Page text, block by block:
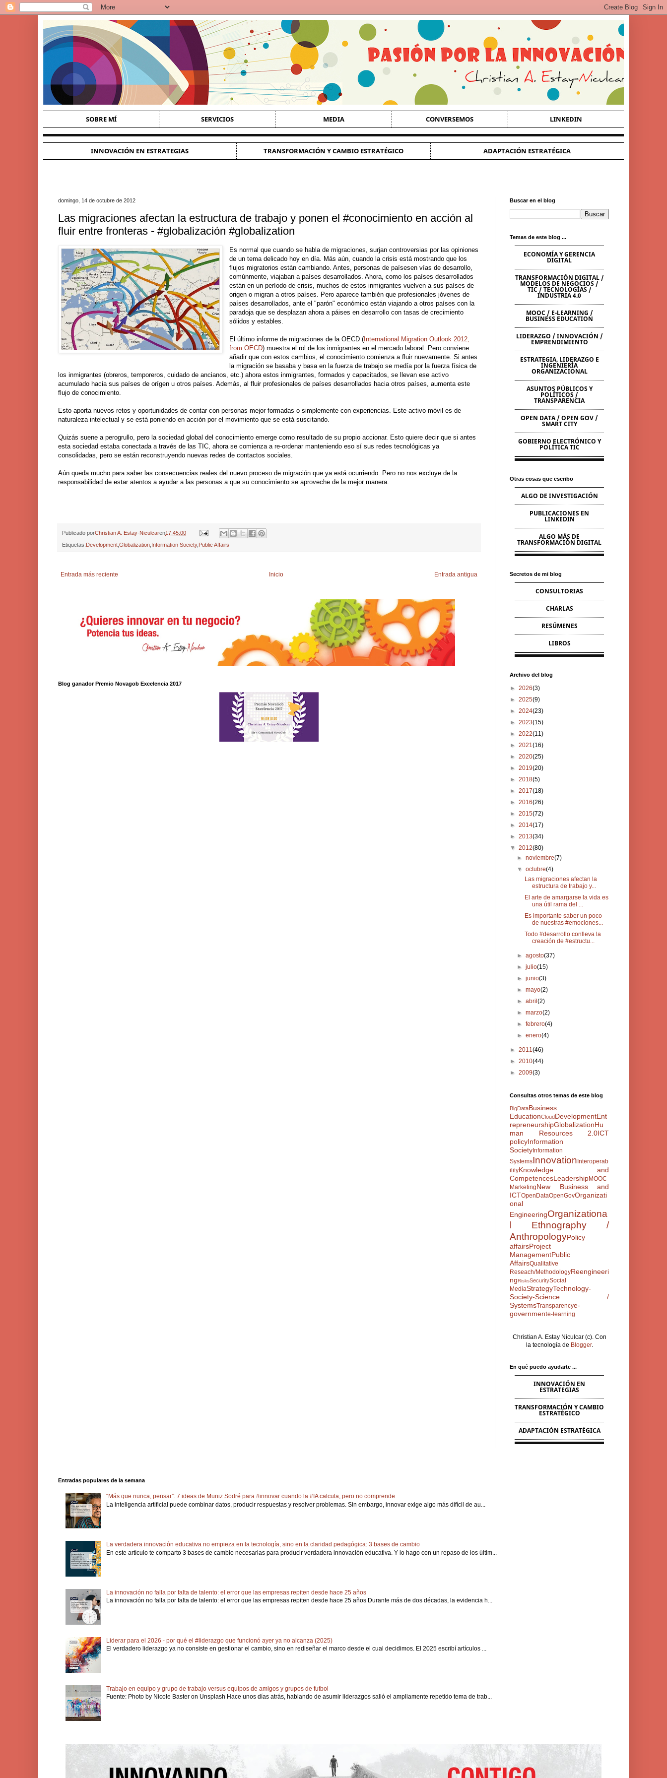
SOBRE MÍ SERVICIOS MEDIA CONVERSEMOS LINKEDIN
INNOVACIÓN EN ESTRATEGIAS TRANSFORMACIÓN Y CAMBIO ESTRATÉGICO ADAPTACIÓN ESTRATÉGICA
domingo, 14 de octubre de 2012
Las migraciones afectan la estructura de trabajo y ponen el #conocimiento en acción al
fluir entre fronteras - #globalización #globalization
Es normal que cuando se habla de migraciones, surjan controversias por las opiniones
de un tema delicado hoy en día. Más aún, cuando la crisis está mostrando que los
flujos migratorios están cambiando. Antes, personas de paísesen vías de desarrollo,
comúnmente, viajaban a países desarrollados. Ahora, como los países desarrollados
están en un período de crisis, muchos de estos inmigrantes vuelven a sus países de
origen o migran a otros países. Pero aparece también que profesionales jóvenes de
países desarrollados, ante el "parón" económico están viajando a otros países con la
paradoja que se desplazan ahora a páises en desarrollo con tasas de crecimiento
sólidos y estables.
El último informe de migraciones de la OECD (International Migration Outlook 2012,
from OECD) muestra el rol de los inmigrantes en el mercado laboral. Pero conviene
añadir que con estos cambios, el conocimiento comienza a fluir nuevamente. Si antes
la migración se basaba y basa en la fuerza de trabajo se medía por la fuerza física de
los inmigrantes (obreros, temporeros, cuidado de ancianos, etc.) ahora estos inmigrantes, formados y capacitados, se llevan ese activo
acumulado hacia sus países de orígen u otros países. Además, al fluir profesionales de países desarrollados hacia otros países, aumenta este
flujo de conocimiento.
Esto aporta nuevos retos y oportunidades de contar con personas mejor formadas o simplemente con experiencias. Este activo móvil es de
naturaleza intelectual y se está poniendo en acción por el movimiento que se está suscitando.
Quizás suene a perogrullo, pero la sociedad global del conocimiento emerge como resultado de su propio accionar. Esto quiere decir que si antes
esta sociedad estaba conectada a través de las TIC, ahora se comienza a re-ordenar manteniendo eso sí sus redes tecnológicas ya
consolidadas, pero se están reconstruyendo nuevas redes de contactos sociales.
Aún queda mucho para saber las consecuencias reales del nuevo proceso de migración que ya está ocurriendo. Pero no nos excluye de la
responsabilidad de estar atentos a ayudar a las personas a que su conocimiento se aproveche de la mejor manera.
Publicado porChristian A. Estay-Niculcaren17:45:00
Etiquetas:Development Globalization Information Society, Public Affairs
Entrada más reciente Entrada antigua
Inicio
Blog ganador Premio Novagob Excelencia 2017
Buscar en el blog
Temas de este blog ...
ECONOMÍA Y GERENCIA
DIGITAL
TRANSFORMACIÓN DIGITAL /
MODELOS DE NEGOCIOS /
TIC / TECNOLOGÍAS /
INDUSTRIA 4.0
MOOC / E-LEARNING /
BUSINESS EDUCATION
LIDERAZGO / INNOVACIÓN /
EMPRENDIMIENTO
ESTRATEGIA, LIDERAZGO E
INGENIERÍA
ORGANIZACIONAL
ASUNTOS PÚBLICOS Y
POLÍTICOS /
TRANSPARENCIA
OPEN DATA / OPEN GOV /
SMART CITY
GOBIERNO ELECTRÓNICO Y
POLÍTICA TIC
Otras cosas que escribo
ALGO DE INVESTIGACIÓN
PUBLICACIONES EN
LINKEDIN
ALGO MÁS DE
TRANSFORMACIÓN DIGITAL
Secretos de mi blog
CONSULTORIAS
CHARLAS
RESÚMENES
LIBROS
Archivo del blog
► 2026(3)
► 2025(9)
► 2024(23)
► 2023(15)
► 2022(11)
► 2021(16)
► 2020(25)
► 2019(20)
► 2018(5)
► 2017(18)
► 2016(26)
► 2015(72)
► 2014(17)
► 2013(34)
▼ 2012(80)
►noviembre(7)
▼octubre(4)
Las migraciones afectan la
estructura de trabajo y...
El arte de amargarse la vida es
una útil rama del ...
Es importante saber un poco
de nuestras #emociones...
Todo #desarrollo conlleva la
creación de #estructu...
►agosto(37)
►julio(15)
►junio(3)
►mayo(2)
►abril(2)
►marzo(2)
►febrero(4)
►enero(4)
► 2011(46)
► 2010(44)
► 2009(3)
Consultas otros temas de este blog
BigDataBusiness
EducationCloudDevelopmentEnt
repreneurshipGlobalizationHu
man Resources 2.0ICT
policyInformation
Society Information
SystemsInnovation Interoperab
ilityKnowledge and
CompetencesLeadershipMOOC
MarketingNew Business and
ICTOpenDataOpenGovOrganizati
onal
EngineeringOrganizationa
l Ethnography /
AnthropologyPolicy
affairsProject
ManagementPublic
AffairsQualitative
Reseach/MethodologyReengineeri
ngRisksSecuritySocial
MediaStrategyTechnology-
Society-Science /
SystemsTransparencye-
governmente-learning
Christian A. Estay Niculcar (c). Con
la tecnología de Blogger.
En qué puedo ayudarte ...
INNOVACIÓN EN
ESTRATEGIAS
TRANSFORMACIÓN Y CAMBIO
ESTRATÉGICO
ADAPTACIÓN ESTRATÉGICA
Entradas populares de la semana
“Más que nunca, pensar”: 7 ideas de Muniz Sodré para #innovar cuando la #IA calcula, pero no comprende
La inteligencia artificial puede combinar datos, producir respuestas y resolver problemas. Sin embargo, innovar exige algo más difícil de au...
La verdadera innovación educativa no empieza en la tecnología, sino en la claridad pedagógica: 3 bases de cambio
En este artículo te comparto 3 bases de cambio necesarias para producir verdadera innovación educativa. Y lo hago con un repaso de los últim...
La innovación no falla por falta de talento: el error que las empresas repiten desde hace 25 años
La innovación no falla por falta de talento: el error que las empresas repiten desde hace 25 años Durante más de dos décadas, la evidencia h...
Liderar para el 2026 - por qué el #liderazgo que funcionó ayer ya no alcanza (2025)
El verdadero liderazgo ya no consiste en gestionar el cambio, sino en rediseñar el marco desde el cual decidimos. El 2025 escribí artículos ...
Trabajo en equipo y grupo de trabajo versus equipos de amigos y grupos de futbol
Fuente: Photo by Nicole Baster on Unsplash Hace unos días atrás, hablando de asumir liderazgos salió el ampliamente repetido tema de trab...